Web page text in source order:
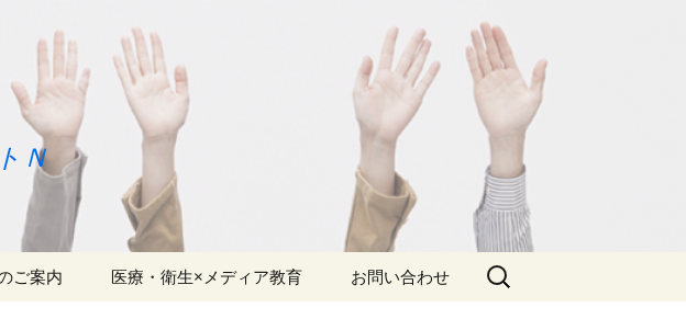
Ｎ
ご案内 医療・衛生×メディア教育 お問い合わせ
検